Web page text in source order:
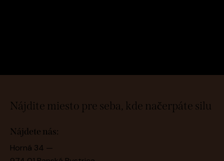
Nájdite miesto pre seba, kde načerpáte silu
Nájdete nás:
Horná 34 —